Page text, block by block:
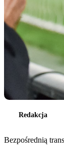
Redakcja
Bezpośrednią